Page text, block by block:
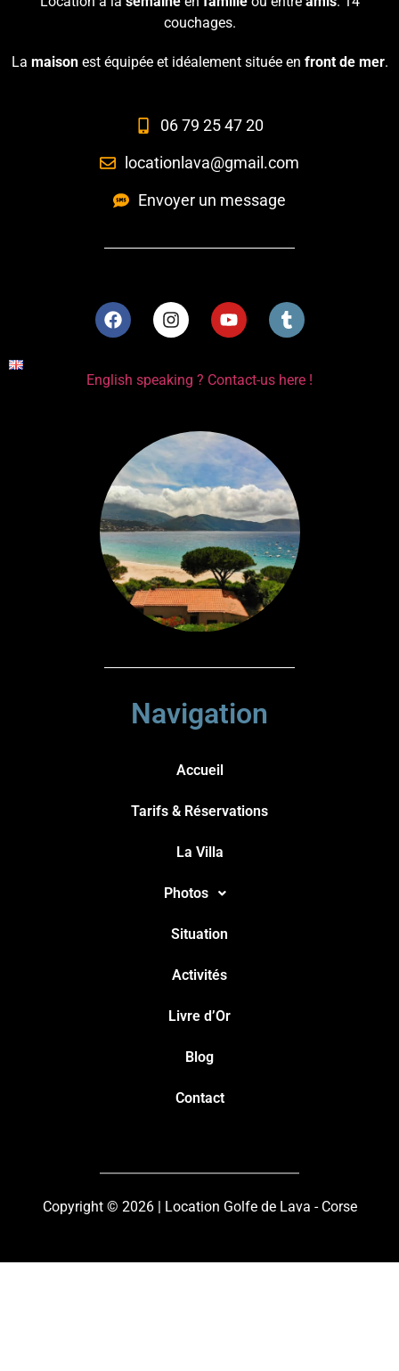
couchages.
La maisonest équipée et idéalement située en front de mer.
06 79 25 47 20
locationlava@gmail.com
Envoyer un message
English speaking ? Contact-us here !
Navigation
Accueil
Tarifs & Réservations
La Villa
Photos
Situation
Activités
Livre d’Or
Blog
Contact
Copyright © 2026 | Location Golfe de Lava - Corse